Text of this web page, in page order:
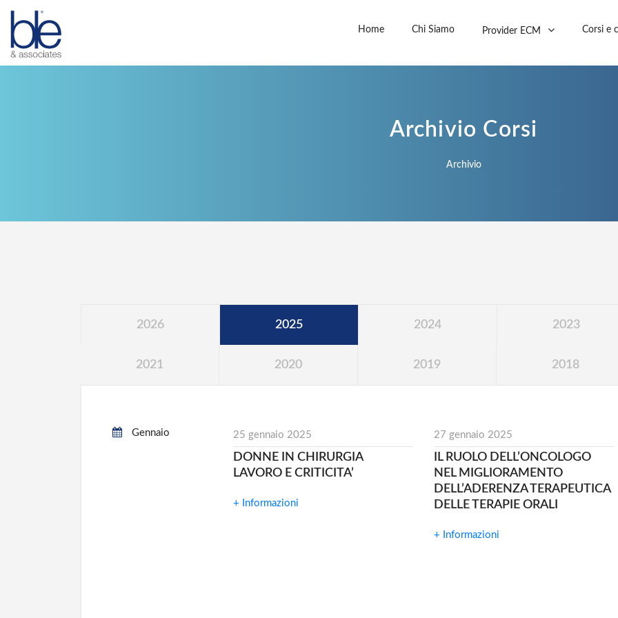
Home Chi Siamo Provider ECM Corsi e
Archivio Corsi
Archivio
2026 2025 2024 2023
2021 2020 2019 2018
Gennaio 25 gennaio 2025
DONNE IN CHIRURGIA
LAVORO E CRITICITA’
+ Informazioni
27 gennaio 2025
IL RUOLO DELL’ONCOLOGO
NEL MIGLIORAMENTO
DELL’ADERENZA TERAPEUTICA
DELLE TERAPIE ORALI
+ Informazioni